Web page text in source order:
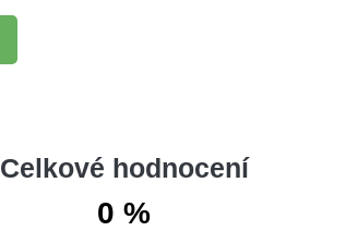
Celkové hodnocení
0 %